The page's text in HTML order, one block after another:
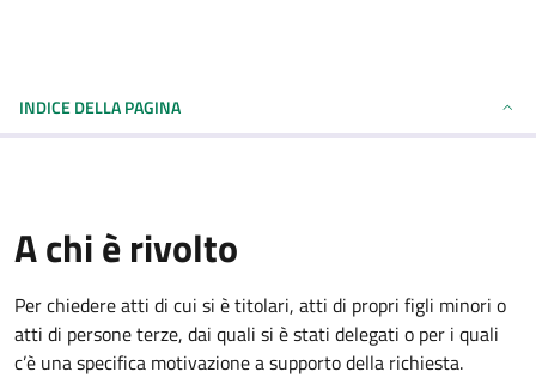
INDICE DELLA PAGINA
A chi è rivolto
Per chiedere atti di cui si è titolari, atti di propri figli minori o
atti di persone terze, dai quali si è stati delegati o per i quali
c’è una specifica motivazione a supporto della richiesta.